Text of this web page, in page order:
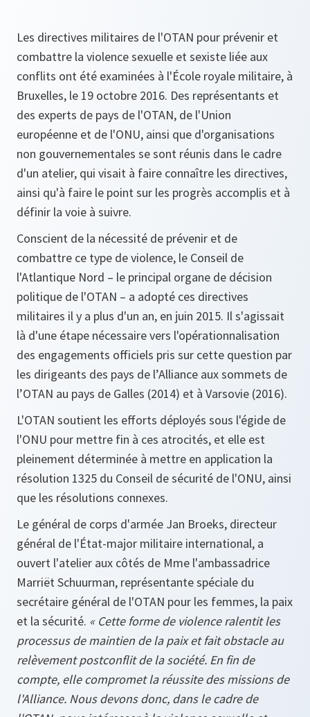
Les directives militaires de l'OTAN pour prévenir et
combattre la violence sexuelle et sexiste liée aux
conflits ont été examinées à l'École royale militaire, à
Bruxelles, le 19 octobre 2016. Des représentants et
des experts de pays de l'OTAN, de l'Union
européenne et de l'ONU, ainsi que d'organisations
non gouvernementales se sont réunis dans le cadre
d'un atelier, qui visait à faire connaître les directives,
ainsi qu'à faire le point sur les progrès accomplis et à
définir la voie à suivre.
Conscient de la nécessité de prévenir et de
combattre ce type de violence, le Conseil de
l'Atlantique Nord – le principal organe de décision
politique de l'OTAN – a adopté ces directives
militaires il y a plus d'un an, en juin 2015. Il s'agissait
là d'une étape nécessaire vers l'opérationnalisation
des engagements officiels pris sur cette question par
les dirigeants des pays de l’Alliance aux sommets de
l’OTAN au pays de Galles (2014) et à Varsovie (2016).
L'OTAN soutient les efforts déployés sous l'égide de
l'ONU pour mettre fin à ces atrocités, et elle est
pleinement déterminée à mettre en application la
résolution 1325 du Conseil de sécurité de l'ONU, ainsi
que les résolutions connexes.
Le général de corps d'armée Jan Broeks, directeur
général de l'État-major militaire international, a
ouvert l'atelier aux côtés de Mme l'ambassadrice
Marriët Schuurman, représentante spéciale du
secrétaire général de l'OTAN pour les femmes, la paix
et la sécurité. « Cette forme de violence ralentit les
processus de maintien de la paix et fait obstacle au
relèvement postconflit de la société. En fin de
compte, elle compromet la réussite des missions de
l'Alliance. Nous devons donc, dans le cadre de